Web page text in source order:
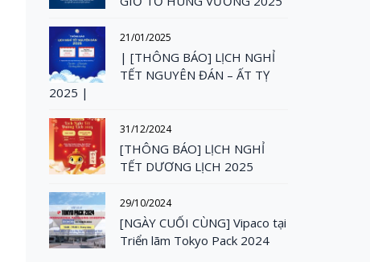
21/01/2025
| [THÔNG BÁO] LỊCH NGHỈ
TẾT NGUYÊN ĐÁN – ẤT TỴ
2025 |
31/12/2024
[THÔNG BÁO] LỊCH NGHỈ
TẾT DƯƠNG LỊCH 2025
29/10/2024
[NGÀY CUỐI CÙNG] Vipaco tại
Triển lãm Tokyo Pack 2024